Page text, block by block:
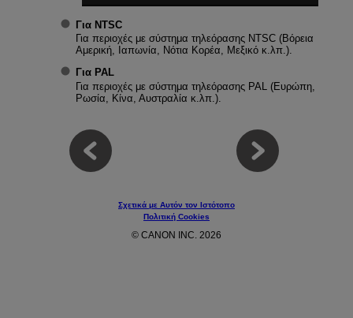
Για NTSC
Για περιοχές με σύστημα τηλεόρασης NTSC (Βόρεια
Αμερική, Ιαπωνία, Νότια Κορέα, Μεξικό κ.λπ.).
Για PAL
Για περιοχές με σύστημα τηλεόρασης PAL (Ευρώπη,
Ρωσία, Κίνα, Αυστραλία κ.λπ.).
Σχετικά με Αυτόν τον Ιστότοπο
Πολιτική Cookies
© CANON INC. 2026